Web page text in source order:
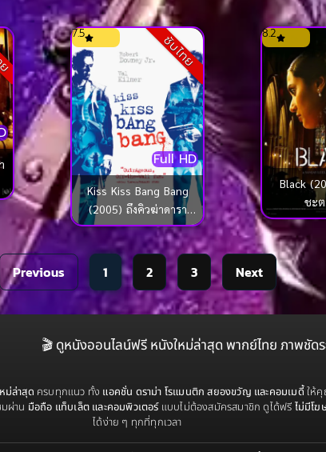
ย ซับไทย
Full HD
7.5
Kiss Kiss Bang Bang
(2005) ถึงคิวฆ่าดารา
จำเป็น
8.2
Black
ชะ
Previous 1 2 3 Next
🎬 ดูหนังออนไลน์ฟรี หนังใหม่ล่าสุด พากย์ไทย ภาพชัด
ม่ล่าสุด ครบทุกแนว ทั้ง แอคชั่น ดราม่า โรแมนติก สยองขวัญ และคอมเมดี้ ให้
ผ่าน มือถือ แท็บเล็ต และคอมพิวเตอร์แบบไม่ต้องสมัครสมาชิก ดูได้ฟรี ไม่มีโ
ได้ง่าย ๆ ทุกที่ทุกเวลา